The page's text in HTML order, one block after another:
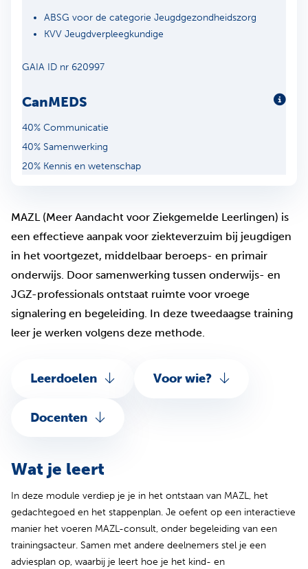
ABSG voor de categorie Jeugdgezondheidszorg
KVV Jeugdverpleegkundige
GAIA ID nr 620997
CanMEDS
40% Communicatie
40% Samenwerking
20% Kennis en wetenschap
MAZL (Meer Aandacht voor Ziekgemelde Leerlingen) is
een effectieve aanpak voor ziekteverzuim bij jeugdigen
in het voortgezet, middelbaar beroeps- en primair
onderwijs. Door samenwerking tussen onderwijs- en
JGZ-professionals ontstaat ruimte voor vroege
signalering en begeleiding. In deze tweedaagse training
leer je werken volgens deze methode.
Leerdoelen Voor wie?
Docenten
Wat je leert
In deze module verdiep je je in het ontstaan van MAZL, het
gedachtegoed en het stappenplan. Je oefent op een interactieve
manier het voeren MAZL-consult, onder begeleiding van een
trainingsacteur. Samen met andere deelnemers stel je een
adviesplan op, waarbij je leert hoe je het kind- en